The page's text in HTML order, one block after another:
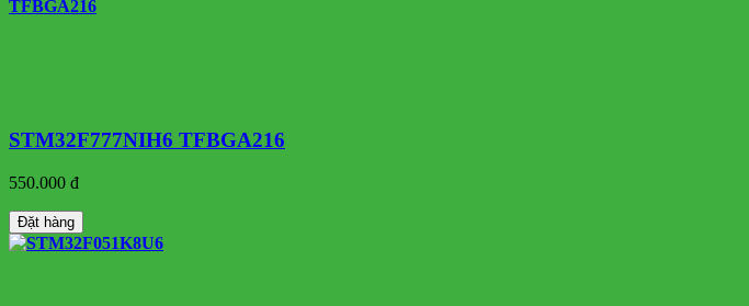
STM32F777NIH6 TFBGA216
550.000 đ
Đặt hàng